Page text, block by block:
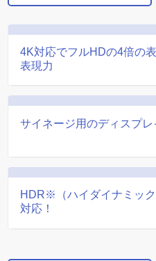
4K対応でフルHDの4倍の
表現力
サイネージ用のディスプレ
HDR※（ハイダイナミッ
対応！